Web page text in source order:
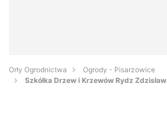
Orły Ogrodnictwa
Ogrody - Pisarzowice
Szkółka Drzew i Krzewów Rydz Zdzisław